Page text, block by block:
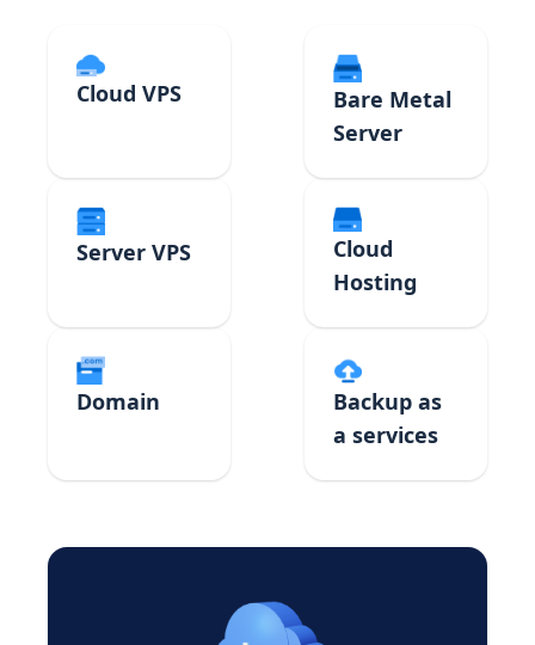
Cloud VPS
Bare Metal
Server
Server VPS
Cloud
Hosting
Domain
Backup as
a services